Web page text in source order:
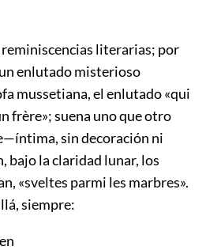
reminiscencias literarias; por
enlutado misterioso
mussetiana, el enlutado «qui
frère»; suena uno que otro
sin decoración ni
bajo la claridad lunar, los
«sveltes parmi les marbres».
siempre: